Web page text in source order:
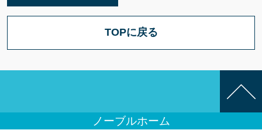
TOPに戻る
ノーブルホーム